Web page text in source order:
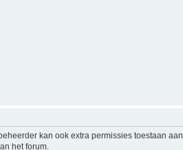
kan ook extra permissies toestaan aan
het forum.